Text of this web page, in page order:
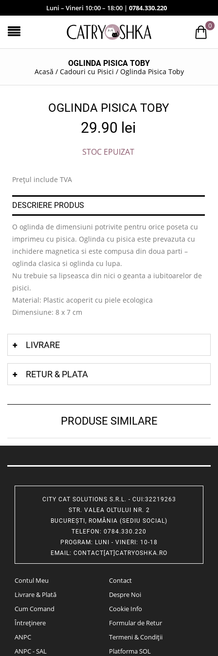
Luni – Vineri 10:00 – 18:00 | 0784.330.220
0
OGLINDA PISICA TOBY
Acasă / Cadouri cu Pisici / Oglinda Pisica Toby
OGLINDA PISICA TOBY
29.90 lei
STOC EPUIZAT
Prețul include TVA
DESCRIERE PRODUS
O oglinda de dimensiuni potrivite pentru orice poseta cu
imprimeu cu pisica. Oglinda cu pisica este prevazuta cu
inchidere magnetica si este compusa din doua parti –
oglinda clasica si oglinda cu lupa.
Nu trebuie sa lipseasca din nici o geanta a iubitoarelor de
pisici.
Material: Plastic acoperit cu piele ecologica
Dimensiune: 8 x 7 cm
LIVRARE
RETUR & PLATA
PRODUSE SIMILARE
CITY CAT SOLUTIONS S.R.L. - CUI:32219263
STR. VALEA OLTULUI NR. 2
BUCUREȘTI, ROMÂNIA (SEDIU SOCIAL)
TELEFON : 0784.330.220
PROGRAM: LUNI - VINERI: 10-18
EMAIL: CONTACT[AT]CATRYOSHKA.RO
Contul Meu
Livrare & Plată
Cum Comand
Întreținere
ANPC
ANPC - SAL
Contact
Despre Noi
Cookie Info
Formular de Retur
Termeni & Condiții
Platforma SOL